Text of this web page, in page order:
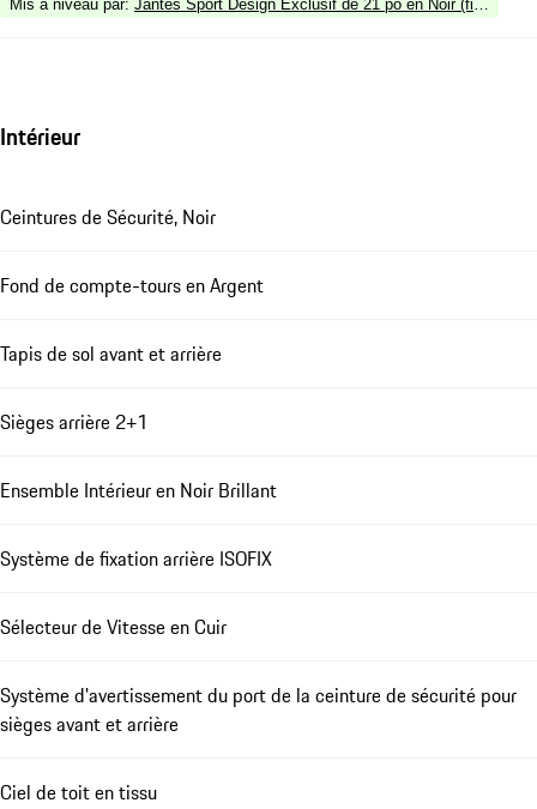
Mis à niveau par: Jantes Sport Design Exclusif de 21 po en Noir (finition
Intérieur
Ceintures de Sécurité, Noir
Fond de compte-tours en Argent
Tapis de sol avant et arrière
Sièges arrière 2+1
Ensemble Intérieur en Noir Brillant
Système de fixation arrière ISOFIX
Sélecteur de Vitesse en Cuir
Système d'avertissement du port de la ceinture de sécurité pour
sièges avant et arrière
Ciel de toit en tissu